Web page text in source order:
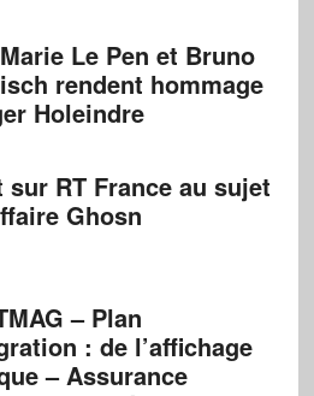
Le Pen et Bruno
rendent hommage
Holeindre
sur RT France au sujet
Ghosn
– Plan
: de l’affichage
– Assurance